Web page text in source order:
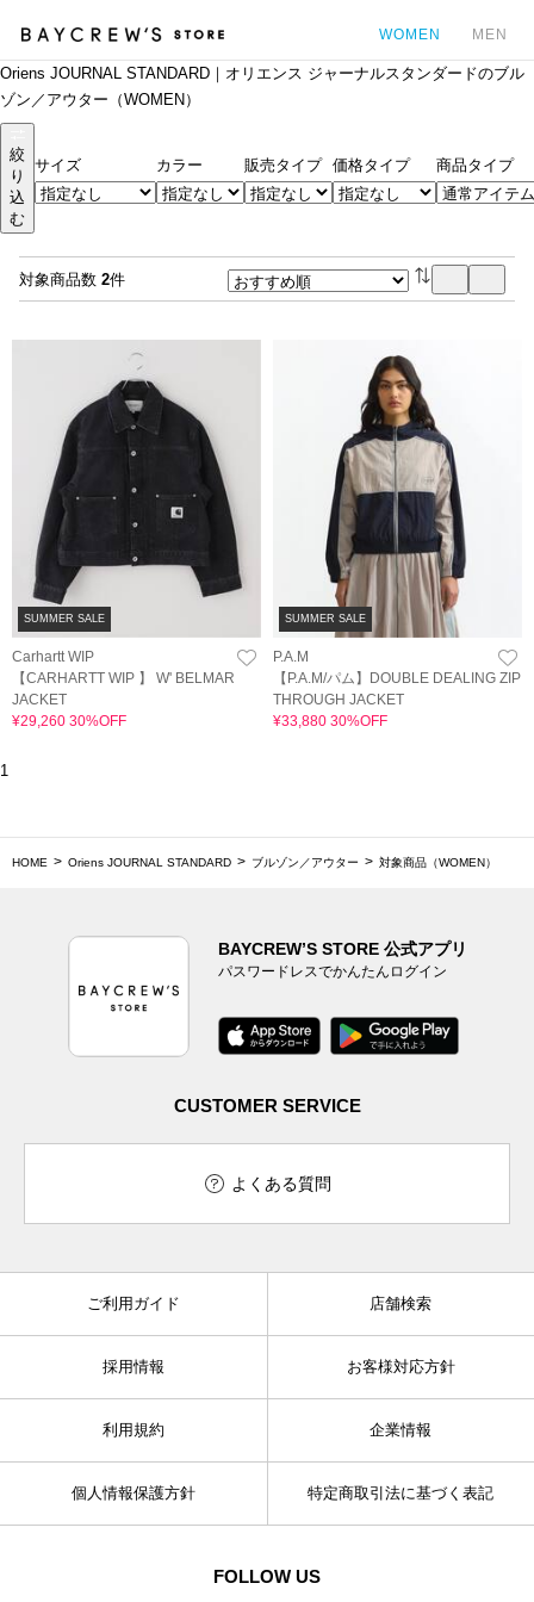
WOMEN MEN
Oriens JOURNAL STANDARD｜オリエンス ジャーナルスタンダードのブル
ゾン／アウター（WOMEN）
絞
り
込
む
サイズ カラー 販売タイプ 価格タイプ 商品タイプ
対象商品数 2件
SUMMER SALE
Carhartt WIP
【CARHARTT WIP 】 W' BELMAR
JACKET
¥29,260 30%OFF
SUMMER SALE
P.A.M
【P.A.M/パム】DOUBLE DEALING ZIP
THROUGH JACKET
¥33,880 30%OFF
1
HOME Oriens JOURNAL STANDARD ブルゾン／アウター 対象商品（WOMEN）
BAYCREW’S STORE 公式アプリ
パスワードレスでかんたんログイン
CUSTOMER SERVICE
よくある質問
ご利用ガイド 店舗検索
採用情報 お客様対応方針
利用規約 企業情報
個人情報保護方針 特定商取引法に基づく表記
FOLLOW US